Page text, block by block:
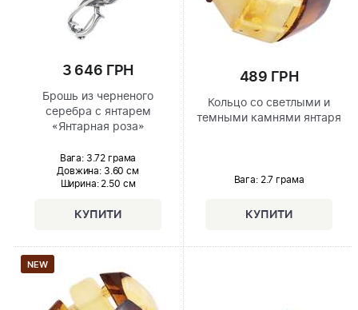
3 646 ГРН
Брошь из черненого
серебра с янтарем
«Янтарная роза»
Вага: 3.72 грама
Довжина: 3.60 см
Ширина: 2.50 см
489 ГРН
Кольцо со светлыми и
темными камнями янтаря
Вага: 2.7 грама
NEW